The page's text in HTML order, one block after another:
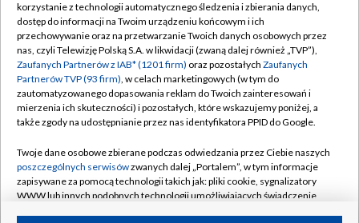
TVP
Abonament TVP
Emisja w TVP
Centrum informacji TVP
Naziemna Telewizja Cyfrowa
Rada Programowa
System NOS
Informacje o nadawcy
Regulamin TVP
Polityka prywatności
Moje zgody
Pomoc
Kontakt
Kanały
korzystanie z technologii automatycznego śledzenia i zbierania danych,
dostęp do informacji na Twoim urządzeniu końcowym i ich
przechowywanie oraz na przetwarzanie Twoich danych osobowych przez
nas, czyli Telewizję Polską S.A. w likwidacji (zwaną dalej również „TVP”),
Zaufanych Partnerów z IAB* (1201 firm) oraz pozostałych Zaufanych
Partnerów TVP (93 firm), w celach marketingowych (w tym do
zautomatyzowanego dopasowania reklam do Twoich zainteresowań i
mierzenia ich skuteczności) i pozostałych, które wskazujemy poniżej, a
także zgody na udostępnianie przez nas identyfikatora PPID do Google.
Twoje dane osobowe zbierane podczas odwiedzania przez Ciebie naszych
poszczególnych serwisówzwanych dalej „Portalem”, w tym informacje
zapisywane za pomocą technologii takich jak: pliki cookie, sygnalizatory
WWW lub innych podobnych technologii umożliwiających świadczenie